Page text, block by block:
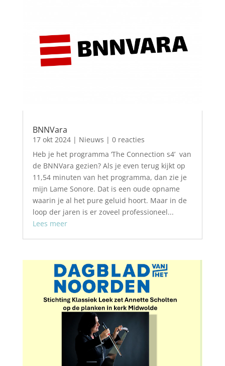
BNNVara
17 okt 2024| Nieuws | 0 reacties
Heb je het programma ‘The Connection s4’ van
de BNNVara gezien? Als je even terug kijkt op
11,54 minuten van het programma, dan zie je
mijn Lame Sonore. Dat is een oude opname
waarin je al het pure geluid hoort. Maar in de
loop der jaren is er zoveel professioneel...
Lees meer